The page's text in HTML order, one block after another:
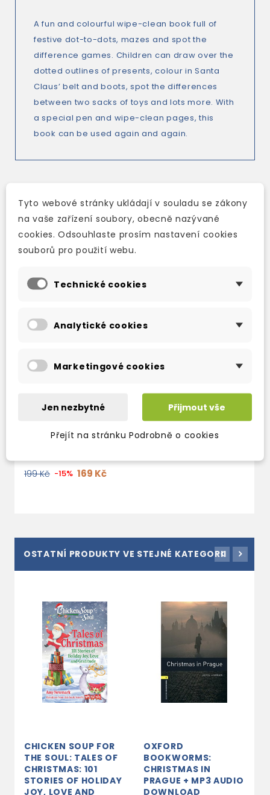
A fun and colourful wipe-clean book full of
festive dot-to-dots, mazes and spot the
difference games. Children can draw over the
dotted outlines of presents, colour in Santa
Claus’ belt and boots, spot the differences
between two sacks of toys and lots more. With
a special pen and wipe-clean pages, this
book can be used again and again.
TAKÉ DOPORUČUJEME
CHRISTMAS
skladem (ihned
199 Kč -15% 169 Kč
OSTATNÍ PRODUKTY VE STEJNÉ KATEGORII
CHICKEN SOUP FOR
THE SOUL: TALES OF
CHRISTMAS: 101
STORIES OF HOLIDAY
JOY, LOVE AND
OXFORD
BOOKWORMS:
CHRISTMAS IN
PRAGUE + MP3 AUDIO
DOWNLOAD
Tyto webové stránky ukládají v souladu se zákony
na vaše zařízení soubory, obecně nazývané
cookies. Odsouhlaste prosím nastavení cookies
souborů pro použití webu.
Technické cookies
Analytické cookies
Marketingové cookies
Jen nezbytné Přijmout vše
Přejít na stránku Podrobně o cookies